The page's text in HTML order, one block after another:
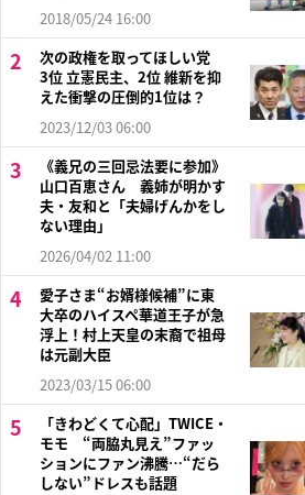
2018/05/24 16:00
次の政権を取ってほしい党
3位 立憲民主、2位 維新を抑
えた衝撃の圧倒的1位は？
2023/12/03 06:00
《義兄の三回忌法要に参加》
山口百恵さん 義姉が明かす
夫・友和と「夫婦げんかをし
ない理由」
2026/04/02 11:00
愛子さま“お婿様候補”に東
大卒のハイスペ華道王子が急
浮上！村上天皇の末裔で祖母
は元副大臣
2023/03/15 06:00
「きわどくて心配」TWICE・
モモ “両脇丸見え”ファッ
ションにファン沸騰…“だら
しない”ドレスも話題